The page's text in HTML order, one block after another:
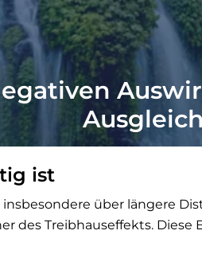
ist
über längere
des Treibhauseffekts.